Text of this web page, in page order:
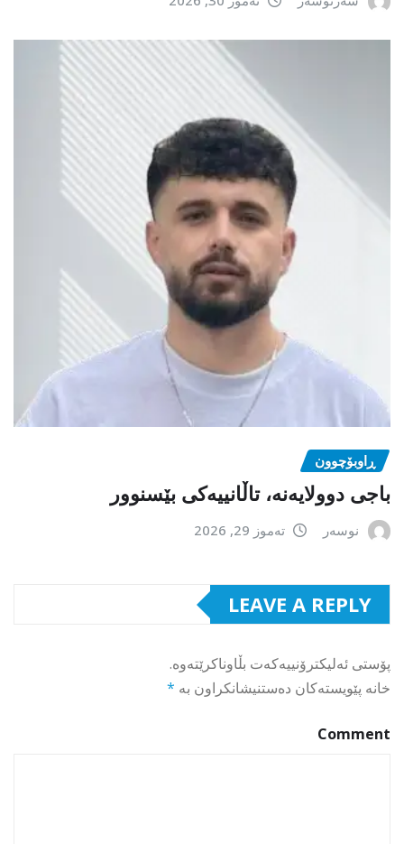
ڕاوبۆچوون
باجی دوولایەنە، تاڵانییەکی بێسنوور
نوسەر تەموز 29, 2026
LEAVE A REPLY
پۆستی ئەلیکترۆنییەکەت بڵاوناکرێتەوە.
خانە پێویستەکان دەستنیشانکراون بە *
Comment